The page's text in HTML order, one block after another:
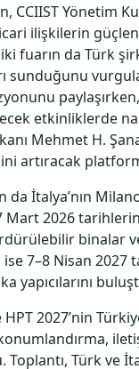
CCIIST Yönetim
ilişkilerin
fuarın da Türk
sunduğunu
etkinliklerde
Mehmet H.
artıracak
da İtalya’nın
Mart 2026
binalar
7–8 Nisan 2027
yapıcılarını
HPT 2027’nin
Toplantı, Türk ve